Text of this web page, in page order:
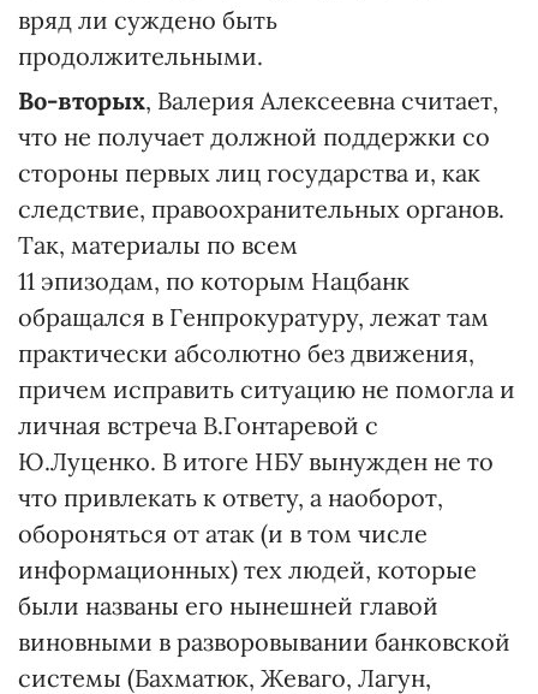
вряд ли суждено быть
продолжительными.
Во-вторых, Валерия Алексеевна считает,
что не получает должной поддержки со
стороны первых лиц государства и, как
следствие, правоохранительных органов.
Так, материалы по всем
11 эпизодам, по которым Нацбанк
обращался в Генпрокуратуру, лежат там
практически абсолютно без движения,
причем исправить ситуацию не помогла и
личная встреча В.Гонтаревой с
Ю.Луценко. В итоге НБУ вынужден не то
что привлекать к ответу, а наоборот,
обороняться от атак (и в том числе
информационных) тех людей, которые
были названы его нынешней главой
виновными в разворовывании банковской
системы (Бахматюк, Жеваго, Лагун,